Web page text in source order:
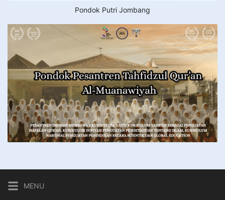
Pondok Putri Jombang
MENU